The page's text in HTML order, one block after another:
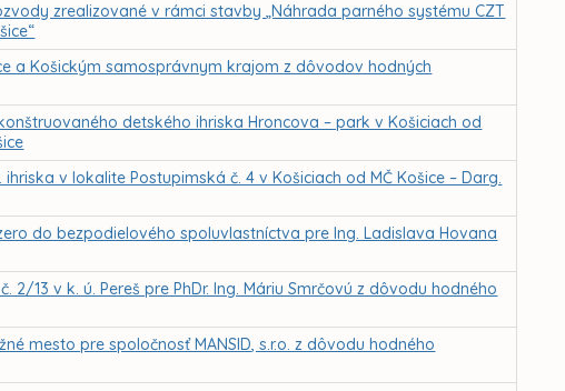
zrealizované v rámci stavby „Náhrada parného systému CZT
a Košickým samosprávnym krajom z dôvodov hodných
detského ihriska Hroncova – park v Košiciach od
v lokalite Postupimská č. 4 v Košiciach od MČ Košice – Darg.
do bezpodielového spoluvlastníctva pre Ing. Ladislava Hovana
2/13 v k. ú. Pereš pre PhDr. Ing. Máriu Smrčovú z dôvodu hodného
mesto pre spoločnosť MANSID, s.r.o. z dôvodu hodného